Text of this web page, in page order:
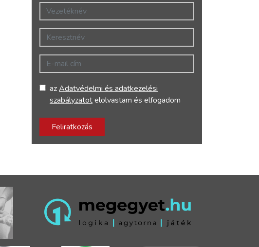
Vezetéknév
Keresztnév
E-mail cím
azAdatvédelmi és adatkezelési
szabályzatotelolvastam és elfogadom
Feliratkozás